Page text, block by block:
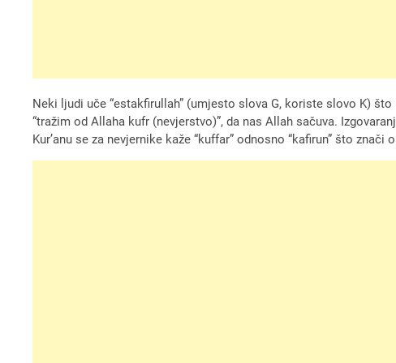
Neki ljudi uče “estakfirullah” (umjesto slova G, koriste slovo K)
“tražim od Allaha kufr (nevjerstvo)”, da nas Allah sačuva.
Kur’anu se za nevjernike kaže “kuffar” odnosno “kafirun” što